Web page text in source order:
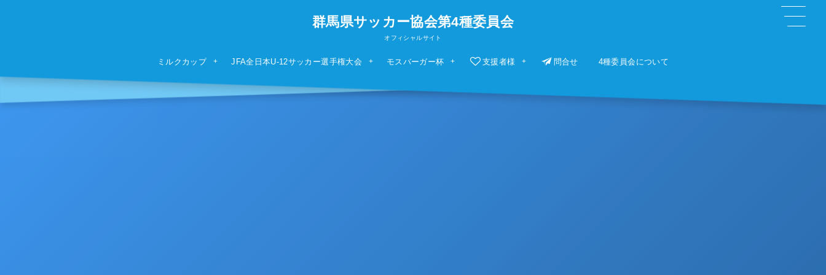
群馬県サッカー協会第4種委員会
オフィシャルサイト
ミルクカップ JFA全日本U-12サッカー選手権大会 モスバーガー杯 支援者様 問合せ 4種委員会について